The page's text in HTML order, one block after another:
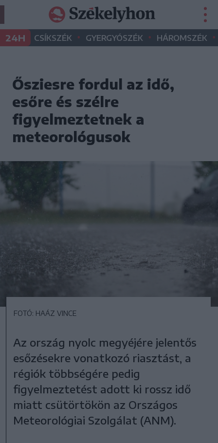
24H CSÍKSZÉK • GYERGYÓSZÉK • HÁROMSZÉK •
Ősziesre fordul az idő,
esőre és szélre
figyelmeztetnek a
meteorológusok
FOTÓ: HAÁZ VINCE
Az ország nyolc megyéjére jelentős
esőzésekre vonatkozó riasztást, a
régiók többségére pedig
figyelmeztetést adott ki rossz idő
miatt csütörtökön az Országos
Meteorológiai Szolgálat (ANM).